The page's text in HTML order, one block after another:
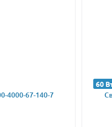
4000-67-140-7
60